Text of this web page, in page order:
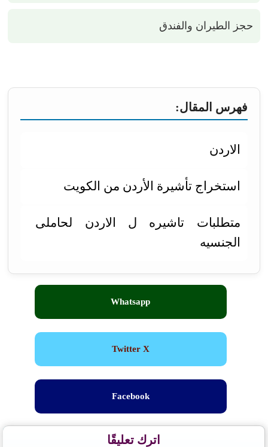
حجز الطيران والفندق
فهرس المقال:
الاردن
استخراج تأشيرة الأردن من الكويت
متطلبات تاشيره ل الاردن لحاملى
الجنسيه
Whatsapp
Twitter X
Facebook
اترك تعليقًا